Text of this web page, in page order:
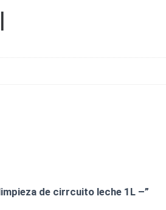
de cirrcuito leche 1L –”